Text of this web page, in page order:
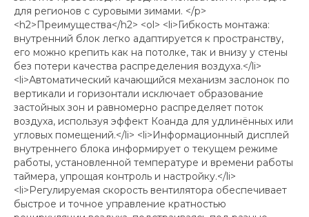
для регионов с суровыми зимами. </p>
<h2>Преимущества</h2> <ol> <li>Гибкость монтажа:
внутренний блок легко адаптируется к пространству,
его можно крепить как на потолке, так и внизу у стены
без потери качества распределения воздуха.</li>
<li>Автоматический качающийся механизм заслонок по
вертикали и горизонтали исключает образование
застойных зон и равномерно распределяет поток
воздуха, используя эффект Коанда для удлинённых или
угловых помещений.</li> <li>Информационный дисплей
внутреннего блока информирует о текущем режиме
работы, установленной температуре и времени работы
таймера, упрощая контроль и настройку.</li>
<li>Регулируемая скорость вентилятора обеспечивает
быстрое и точное управление кратностью